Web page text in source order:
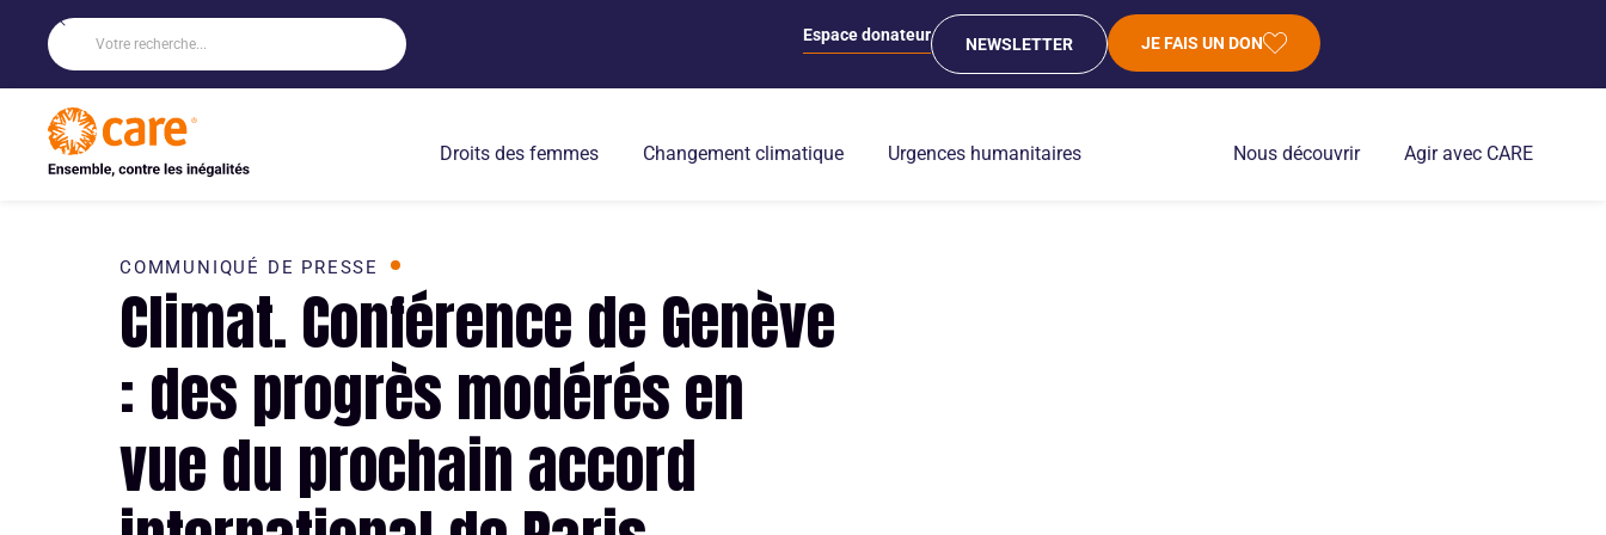
Espace donateur NEWSLETTER JE FAIS UN DON
Droits des femmes Changement climatique Urgences humanitaires Nous découvrir Agir avec CARE
COMMUNIQUÉ DE PRESSE
Climat. Conférence de Genève
: des progrès modérés en
vue du prochain accord